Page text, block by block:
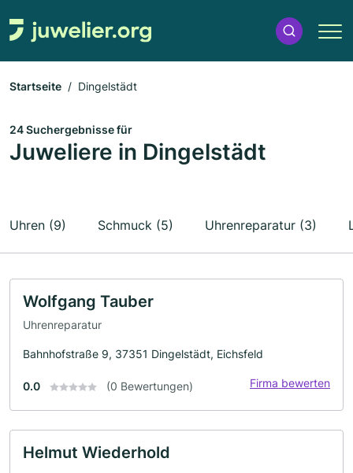
Startseite Dingelstädt
24 Suchergebnisse für
Juweliere in Dingelstädt
Uhren (9) Schmuck (5) Uhrenreparatur (3)
Wolfgang Tauber
Uhrenreparatur
Bahnhofstraße 9, 37351 Dingelstädt, Eichsfeld
0.0 (0 Bewertungen) Firma bewerten
Helmut Wiederhold